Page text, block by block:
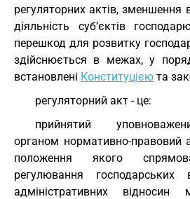
регуляторних актів,
діяльність суб’єктів
перешкод для розвитку
здійснюється в межах, у
встановлені Конституцією та
регуляторний акт - це:
прийнятий
органом нормативно-правовий
положення якого
регулювання
адміністративних відносин